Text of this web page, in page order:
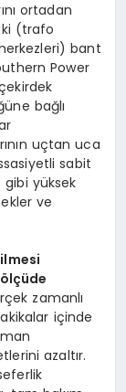
ortadan
(trafo
bant
Power
bağlı
uçtan uca
sabit
yüksek
ve
zamanlı
içinde
azaltır.